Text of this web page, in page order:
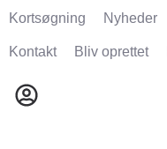
Kortsøgning Nyheder
Kontakt Bliv oprettet